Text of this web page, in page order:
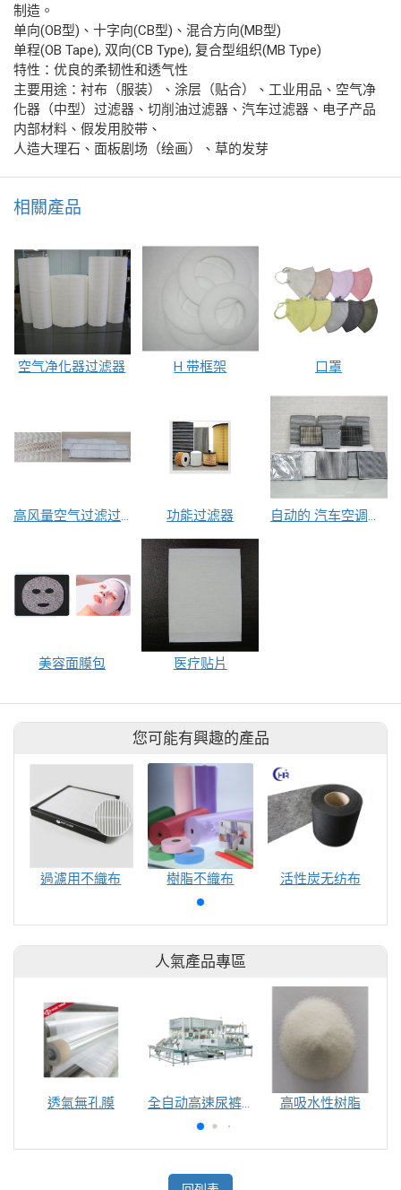
制造。
单向(OB型)、十字向(CB型)、混合方向(MB型)
单程(OB Tape), 双向(CB Type), 复合型组织(MB Type)
特性：优良的柔韧性和透气性
主要用途：衬布（服装）、涂层（贴合）、工业用品、空气净
化器（中型）过滤器、切削油过滤器、汽车过滤器、电子产品
内部材料、假发用胶带、
人造大理石、面板剧场（绘画）、草的发芽
相關產品
空气净化器过滤器 H 带框架 口罩
高风量空气过滤过滤器(HAF过滤器) 功能过滤器 自动的 汽车空调滤清器
美容面膜包 医疗贴片
您可能有興趣的產品
過濾用不織布 樹脂不織布 活性炭无纺布
人氣產品專區
透氣無孔膜 全自动高速尿裤包装机（自动换号） 高吸水性树脂